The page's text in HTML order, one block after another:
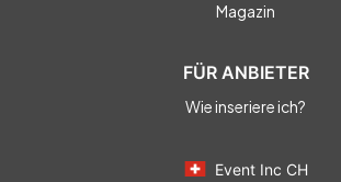
Magazin
FÜR ANBIETER
Wie inseriere ich?
Event Inc CH